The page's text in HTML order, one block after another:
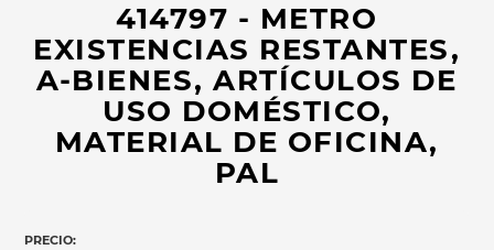
414797 - METRO
EXISTENCIAS RESTANTES,
A-BIENES, ARTÍCULOS DE
USO DOMÉSTICO,
MATERIAL DE OFICINA,
PAL
PRECIO: